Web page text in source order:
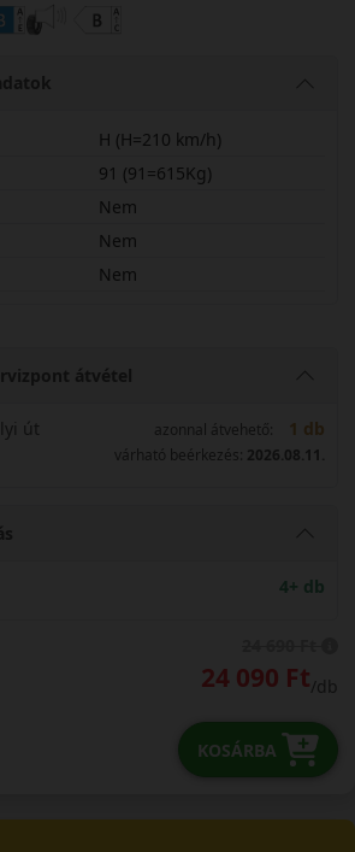
H (H=210 km/h)
91 (91=615Kg)
Nem
Nem
Nem
átvétel
út azonnal átvehető: 1 db
várható beérkezés: 2026.08.11.
4+ db
24 090 Ft/db
KOSÁRBA